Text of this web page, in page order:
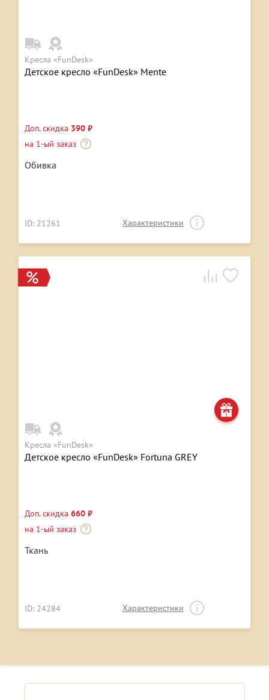
Кресла «FunDesk»
Детское кресло «FunDesk» Mente
Доп. скидка 390 ₽
на 1-ый заказ
Обивка
ID: 21261 Характеристики
Кресла «FunDesk»
Детское кресло «FunDesk» Fortuna GREY
Доп. скидка 660 ₽
на 1-ый заказ
Ткань
ID: 24284 Характеристики